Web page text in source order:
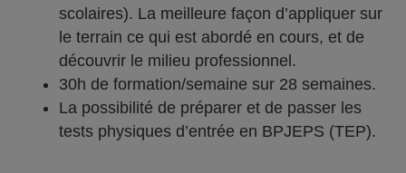
scolaires). La meilleure façon d’appliquer sur
le terrain ce qui est abordé en cours, et de
découvrir le milieu professionnel.
30h de formation/semaine sur 28 semaines.
La possibilité de préparer et de passer les
tests physiques d’entrée en BPJEPS (TEP).